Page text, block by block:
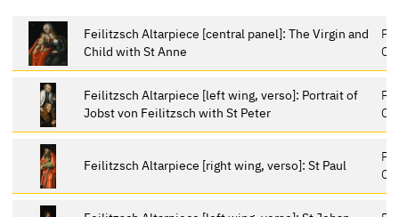
Feilitzsch Altarpiece [central panel]: The Virgin and
Child with St Anne
Feilitzsch Altarpiece [left wing, verso]: Portrait of
Jobst von Feilitzsch with St Peter
Feilitzsch Altarpiece [right wing, verso]: St Paul